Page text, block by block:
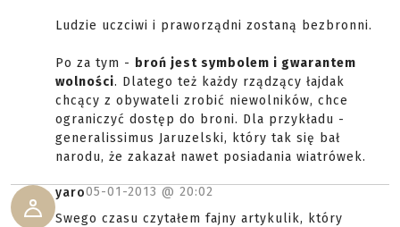
Ludzie uczciwi i praworządni zostaną bezbronni.
Po za tym - broń jest symbolem i gwarantem
wolności. Dlatego też każdy rządzący łajdak
chcący z obywateli zrobić niewolników, chce
ograniczyć dostęp do broni. Dla przykładu -
generalissimus Jaruzelski, który tak się bał
narodu, że zakazał nawet posiadania wiatrówek.
yaro05-01-2013 @ 20:02
Swego czasu czytałem fajny artykulik, który